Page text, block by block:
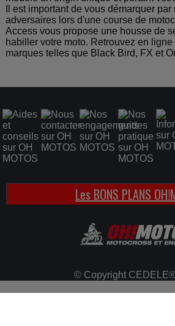
Il est important de vous démarquer
adversaires lors d'une course de
Access vous propose une housse de
habiller votre moto. Retrouvez en
marques telles que Black Bird, FX et
Les BONS PLANS
© Copyright